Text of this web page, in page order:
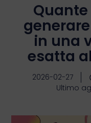
in una
esatta
2026-02-27
Ultimo